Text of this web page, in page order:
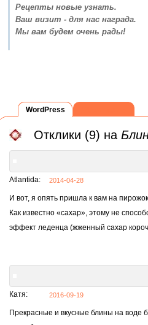
Рецепты новые узнать.
Ваш визит - для нас награда.
Мы вам будем очень рады!
WordPress
Отклики (9) на
Atlantida: 2014-04-28
И вот, я опять пришла к вам на
Как известно «сахар», этому не
эффект леденца (жженный сахар
Катя: 2016-09-19
Прекрасные и вкусные блины на воде